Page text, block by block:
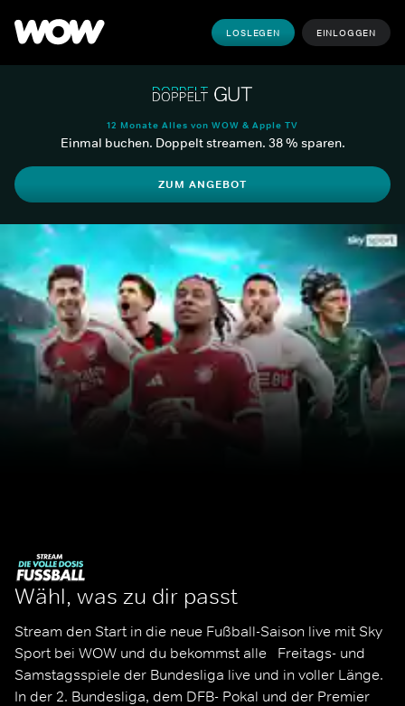
LOSLEGEN EINLOGGEN
12 Monate Alles von WOW & Apple TV
Einmal buchen. Doppelt streamen. 38 % sparen.
ZUM ANGEBOT
Wähl, was zu dir passt
Stream den Start in die neue Fußball-Saison live mit Sky
Sport bei WOW und du bekommst alle   Freitags- und
Samstagsspiele der Bundesliga live und in voller Länge.
In der 2. Bundesliga, dem DFB- Pokal und der Premier